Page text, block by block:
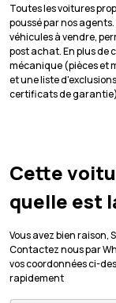
Toutes les voitures
poussé par nos
véhicules à vendre,
post achat. En plus de
mécanique (pièces et
et une liste
certificats de
Cette
quelle est
Vous avez bien raison,
Contactez nous par
vos coordonnées ci-
rapidement